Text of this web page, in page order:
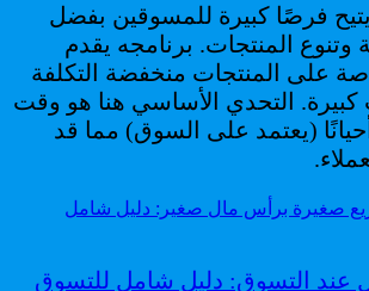
فرصًا كبيرة للمسوقين بفضل
وتنوع المنتجات. برنامجه يقدم
على المنتجات منخفضة التكلفة
كبيرة. التحدي الأساسي هنا هو وقت
(يعتمد على السوق) مما قد
صغيرة برأس مال صغير: دليل شامل
عند التسوق: دليل شامل للتسوق